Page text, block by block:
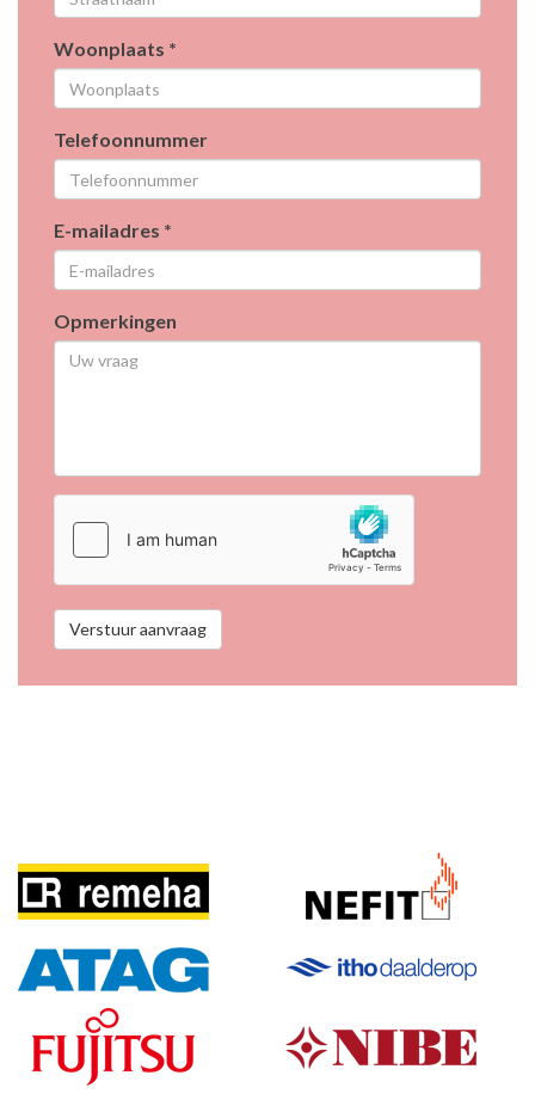
Woonplaats *
Telefoonnummer
E-mailadres *
Opmerkingen
Verstuur aanvraag